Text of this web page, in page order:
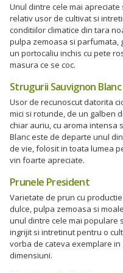
Unul dintre cele mai
relativ usor de cultivat si
conditiilor climatice din tara
pulpa zemoasa si parfumata,
un portocaliu inchis cu pete
masura ce se coc.
Strugurii Sauvignon Blanc
Usor de recunoscut datorita
mici si rotunde, de un galben
chiar auriu, cu aroma intensa
Blanc este de departe unul
de vie, folosit in toata lumea
vin foarte apreciate.
Prunele President
Varietate de prun cu
dulce, pulpa zemoasa si
unul dintre cele mai populare
ingrijit si intretinut pentru o
vorba de cateva exemplare
dimensiuni.